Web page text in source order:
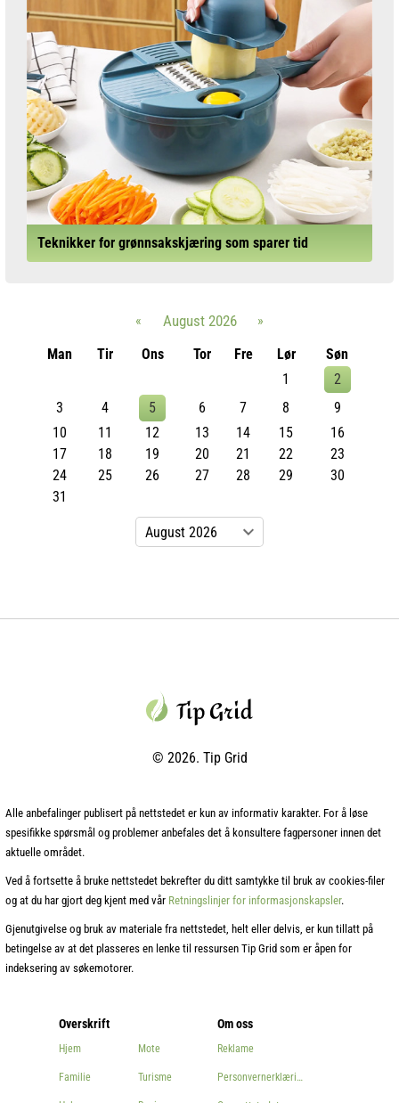
Teknikker for grønnsakskjæring som sparer tid
« August 2026
»
Man
Tir Ons Tor Fre Lør
Søn
1
2
3
4 5 6 7 8
9
10
11 12 13 14 15
16
17
18 19 20 21 22
23
24
25 26 27 28 29
30
31
© 2026. Tip Grid
Overskrift
Hjem
Familie
Mote
Turisme
Om oss
Reklame
Personvernerklæring
Alle anbefalinger publisert på nettstedet er kun av informativ karakter. For å løse
spesifikke spørsmål og problemer anbefales det å konsultere fagpersoner innen det
aktuelle området.
Ved å fortsette å bruke nettstedet bekrefter du ditt samtykke til bruk av cookies‑filer
og at du har gjort deg kjent med vår Retningslinjer for informasjonskapsler.
Gjenutgivelse og bruk av materiale fra nettstedet, helt eller delvis, er kun tillatt på
betingelse av at det plasseres en lenke til ressursen Tip Grid som er åpen for
indeksering av søkemotorer.